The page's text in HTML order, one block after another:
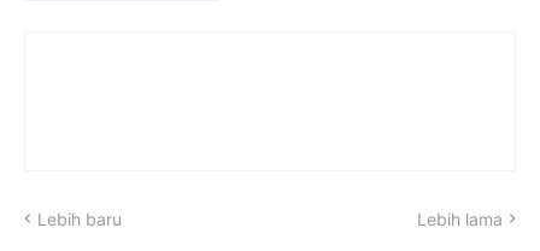
Lebih baru Lebih lama